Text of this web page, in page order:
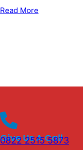
Read More
Give Us A Call
0822 2515 5873